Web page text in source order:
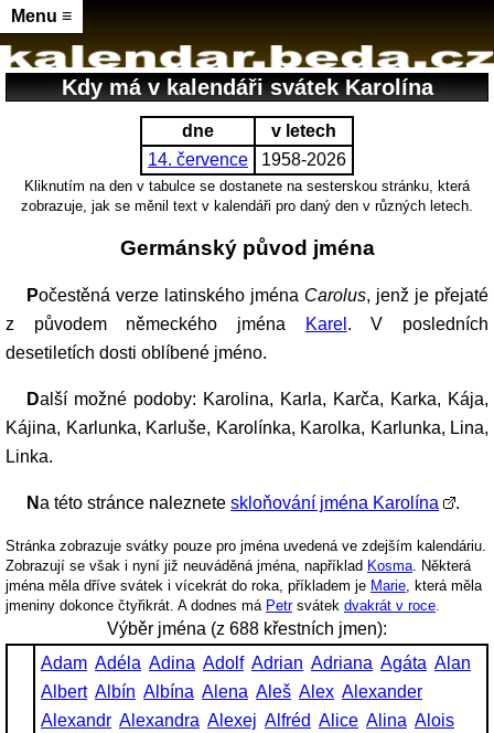
Menu ≡
Kdy má v kalendáři svátek Karolína
dne
v letech
14. července
1958-2026
Kliknutím na den v tabulce se dostanete na sesterskou stránku, která
zobrazuje, jak se měnil text v kalendáři pro daný den v různých letech.
Germánský původ jména
Počestěná verze latinského jména Carolus, jenž je přejaté
z původem německého jména
Karel . V posledních
desetiletích dosti oblíbené jméno.
Další možné podoby: Karolina, Karla, Karča, Karka, Kája,
Kájina, Karlunka, Karluše, Karolínka, Karolka, Karlunka, Lina,
Linka.
Na této stránce nalezneteskloňování jména Karolína .
Stránka zobrazuje svátky pouze pro jména uvedená ve zdejším kalendáriu.
Zobrazují se však i nyní již neuváděná jména, například Kosma . Některá
jména měla dříve svátek i vícekrát do roka, příkladem je Marie , která měla
jmeniny dokonce čtyřikrát. A dodnes má Petrsvátek dvakrát v roce
Výběr jména (z 688 křestních jmen):
Adam Adéla Adina Adolf Adrian Adriana Agáta Alan
Albert Albín Albína Alena Aleš Alex Alexander
Alexandr Alexandra Alexej Alfréd Alice Alina Alois